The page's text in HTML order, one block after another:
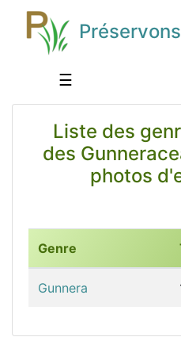
☰
Liste des
des
photos
Genre
Gunnera